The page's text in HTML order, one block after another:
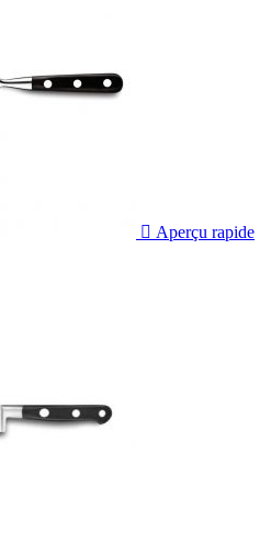
 Aperçu rapide